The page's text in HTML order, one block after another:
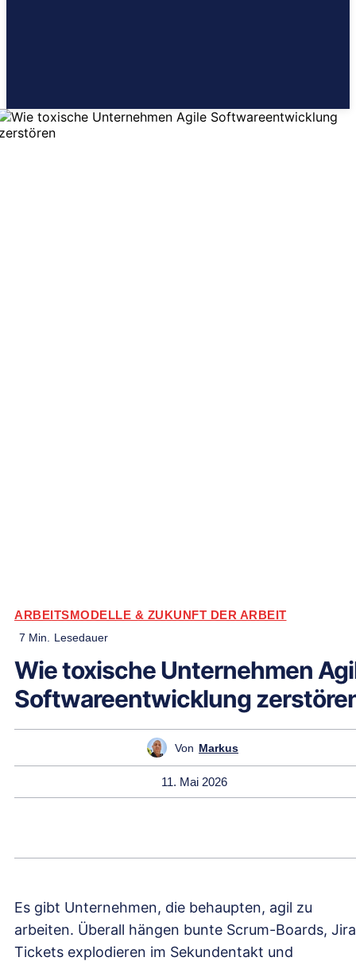
ARBEITSMODELLE & ZUKUNFT DER ARBEIT
7 Min. Lesedauer
Wie toxische Unternehmen
Softwareentwicklung
Von Markus
11. Mai 2026
Es gibt Unternehmen, die behaupten, agil zu
arbeiten. Überall hängen bunte Scrum-Boards,
Tickets explodieren im Sekundentakt und